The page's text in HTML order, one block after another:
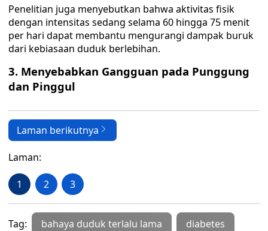
Penelitian juga menyebutkan bahwa aktivitas fisik
dengan intensitas sedang selama 60 hingga 75 menit
per hari dapat membantu mengurangi dampak buruk
dari kebiasaan duduk berlebihan.
3. Menyebabkan Gangguan pada Punggung
dan Pinggul
Laman berikutnya
Laman:
1 2 3
Tag: bahaya duduk terlalu lama diabetes